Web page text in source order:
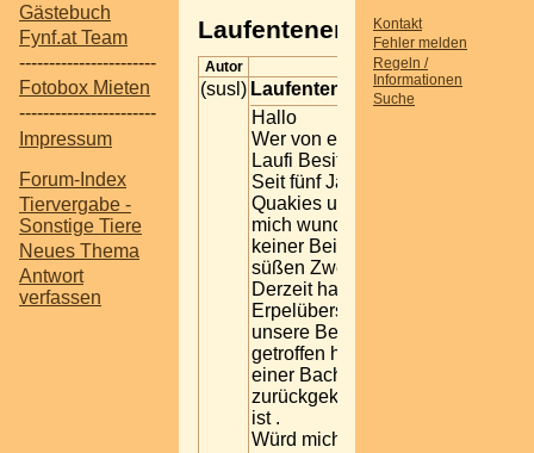
Gästebuch
Fynf.at Team
-----------------------
Fotobox Mieten
-----------------------
Impressum
Forum-Index
Tiervergabe -
Sonstige Tiere
Neues Thema
Antwort
verfassen
Kontakt
Fehler melden
Regeln /
Informationen
Suche
Laufentenerpel
Autor Beitrag
(susl) Laufentenerpel
Hallo
Wer von euch ist denn
Laufi Besitzer?
Seit fünf Jahren bevölkern
Quakies unsen Garten und
mich wundert dass hier
keiner Beiträge von diesen
süßen Zweibeinern stellt.
Derzeit haben wir
Erpelüberschuss, da
unsere Bella der Schlag
getroffen hat und Lucy von
einer Bachwanderung nicht
zurückgekehrt
ist .
Würd mich freuen, wenn